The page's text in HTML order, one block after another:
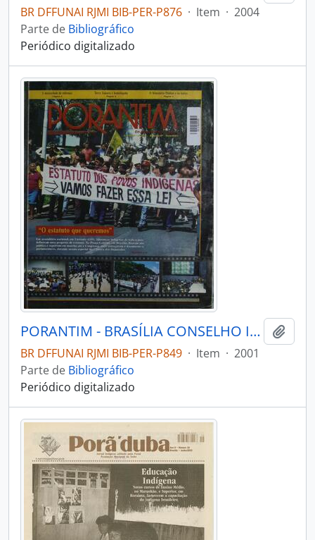
BR DFFUNAI RJMI BIB-PER-P876 · Item · 2004
Parte de Bibliográfico
Periódico digitalizado
PORANTIM - BRASÍLIA CONSELHO INDIGENISTA MISSIONÁRIO - 2001 - Nº235
BR DFFUNAI RJMI BIB-PER-P849 · Item · 2001
Parte de Bibliográfico
Periódico digitalizado